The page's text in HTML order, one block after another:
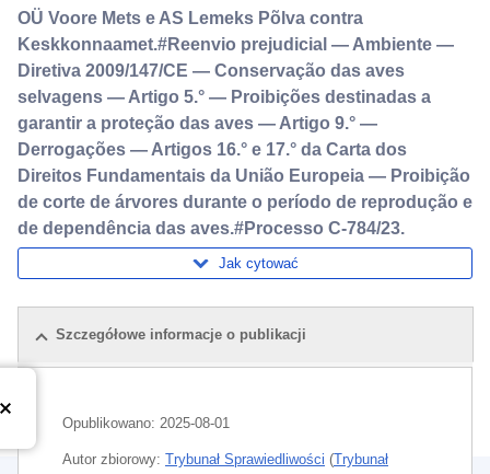
OÜ Voore Mets e AS Lemeks Põlva contra
Keskkonnaamet.#Reenvio prejudicial — Ambiente —
Diretiva 2009/147/CE — Conservação das aves
selvagens — Artigo 5.° — Proibições destinadas a
garantir a proteção das aves — Artigo 9.° —
Derrogações — Artigos 16.° e 17.° da Carta dos
Direitos Fundamentais da União Europeia — Proibição
de corte de árvores durante o período de reprodução e
de dependência das aves.#Processo C-784/23.
Jak cytować
Szczegółowe informacje o publikacji
Opublikowano: 2025-08-01
Autor zbiorowy: Trybunał Sprawiedliwości (Trybunał